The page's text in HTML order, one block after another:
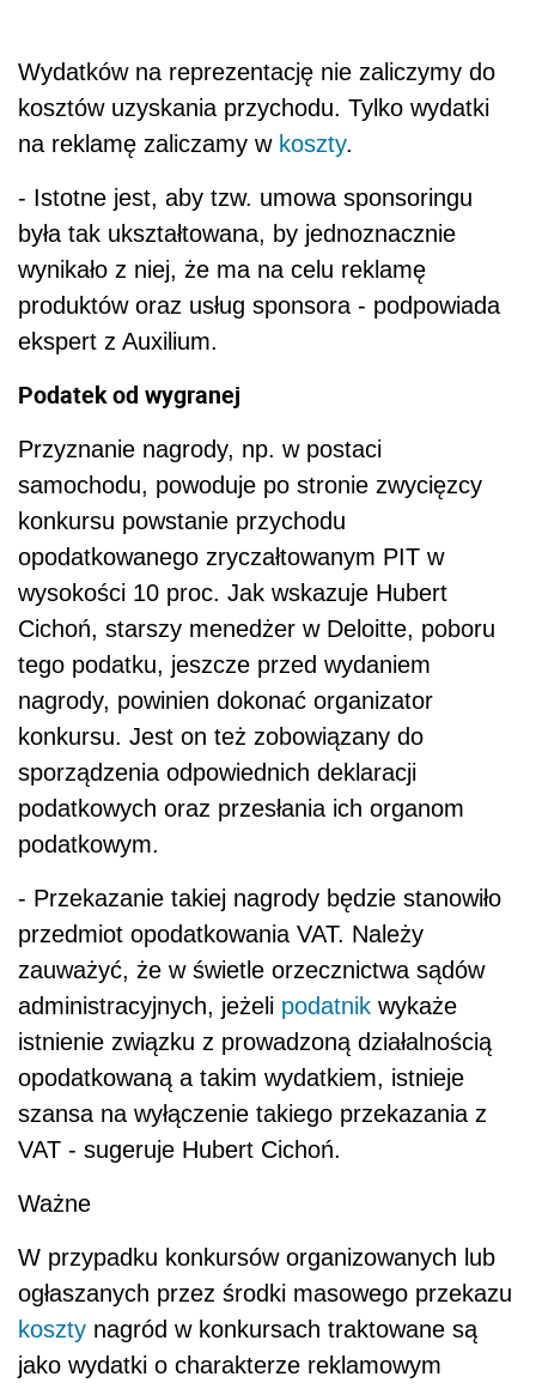
Wydatków na reprezentację nie zaliczymy do
kosztów uzyskania przychodu. Tylko wydatki
na reklamę zaliczamy w koszty.
- Istotne jest, aby tzw. umowa sponsoringu
była tak ukształtowana, by jednoznacznie
wynikało z niej, że ma na celu reklamę
produktów oraz usług sponsora - podpowiada
ekspert z Auxilium.
Podatek od wygranej
Przyznanie nagrody, np. w postaci
samochodu, powoduje po stronie zwycięzcy
konkursu powstanie przychodu
opodatkowanego zryczałtowanym PIT w
wysokości 10 proc. Jak wskazuje Hubert
Cichoń, starszy menedżer w Deloitte, poboru
tego podatku, jeszcze przed wydaniem
nagrody, powinien dokonać organizator
konkursu. Jest on też zobowiązany do
sporządzenia odpowiednich deklaracji
podatkowych oraz przesłania ich organom
podatkowym.
- Przekazanie takiej nagrody będzie stanowiło
przedmiot opodatkowania VAT. Należy
zauważyć, że w świetle orzecznictwa sądów
administracyjnych, jeżeli podatnik wykaże
istnienie związku z prowadzoną działalnością
opodatkowaną a takim wydatkiem, istnieje
szansa na wyłączenie takiego przekazania z
VAT - sugeruje Hubert Cichoń.
Ważne
W przypadku konkursów organizowanych lub
ogłaszanych przez środki masowego przekazu
koszty nagród w konkursach traktowane są
jako wydatki o charakterze reklamowym